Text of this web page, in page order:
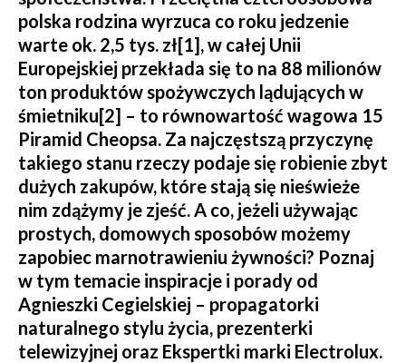
polska rodzina wyrzuca co roku jedzenie
warte ok. 2,5 tys. zł[1], w całej Unii
Europejskiej przekłada się to na 88 milionów
ton produktów spożywczych lądujących w
śmietniku[2] – to równowartość wagowa 15
Piramid Cheopsa. Za najczęstszą przyczynę
takiego stanu rzeczy podaje się robienie zbyt
dużych zakupów, które stają się nieświeże
nim zdążymy je zjeść. A co, jeżeli używając
prostych, domowych sposobów możemy
zapobiec marnotrawieniu żywności? Poznaj
w tym temacie inspiracje i porady od
Agnieszki Cegielskiej – propagatorki
naturalnego stylu życia, prezenterki
telewizyjnej oraz Ekspertki marki Electrolux.